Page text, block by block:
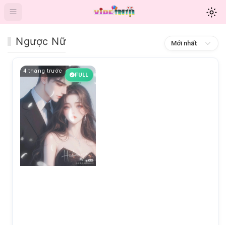
Ngược Nữ Mới nhất
4 tháng trước
FULL